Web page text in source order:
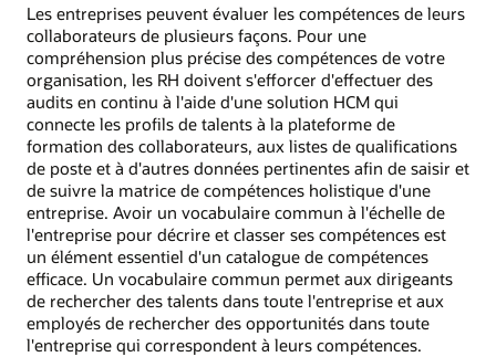
Les entreprises peuvent évaluer les compétences de leurs
collaborateurs de plusieurs façons. Pour une
compréhension plus précise des compétences de votre
organisation, les RH doivent s'efforcer d'effectuer des
audits en continu à l'aide d'une solution HCM qui
connecte les profils de talents à la plateforme de
formation des collaborateurs, aux listes de qualifications
de poste et à d'autres données pertinentes afin de saisir et
de suivre la matrice de compétences holistique d'une
entreprise. Avoir un vocabulaire commun à l'échelle de
l'entreprise pour décrire et classer ses compétences est
un élément essentiel d'un catalogue de compétences
efficace. Un vocabulaire commun permet aux dirigeants
de rechercher des talents dans toute l'entreprise et aux
employés de rechercher des opportunités dans toute
l'entreprise qui correspondent à leurs compétences.